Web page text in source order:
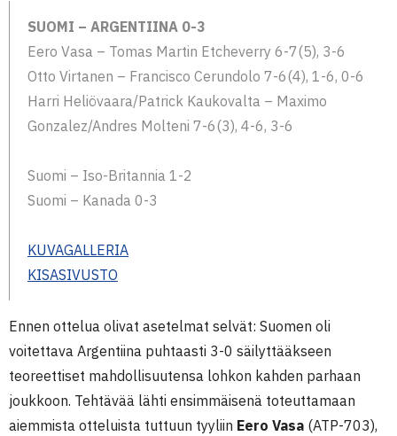
SUOMI – ARGENTIINA 0-3
Eero Vasa – Tomas Martin Etcheverry 6-7(5), 3-6
Otto Virtanen – Francisco Cerundolo 7-6(4), 1-6, 0-6
Harri Heliövaara/Patrick Kaukovalta – Maximo
Gonzalez/Andres Molteni 7-6(3), 4-6, 3-6
Suomi – Iso-Britannia 1-2
Suomi – Kanada 0-3
KUVAGALLERIA
KISASIVUSTO
Ennen ottelua olivat asetelmat selvät: Suomen oli
voitettava Argentiina puhtaasti 3-0 säilyttääkseen
teoreettiset mahdollisuutensa lohkon kahden parhaan
joukkoon. Tehtävää lähti ensimmäisenä toteuttamaan
aiemmista otteluista tuttuun tyyliin Eero Vasa (ATP-703),